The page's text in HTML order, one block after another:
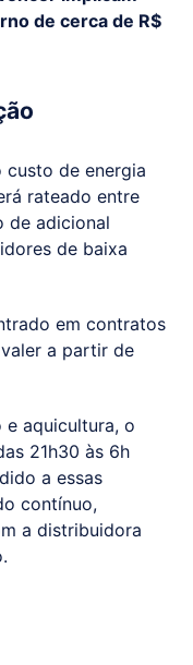
de cerca de R$
custo de energia
rateado entre
de adicional
de baixa
em contratos
a partir de
e aquicultura, o
21h30 às 6h
a essas
contínuo,
a distribuidora